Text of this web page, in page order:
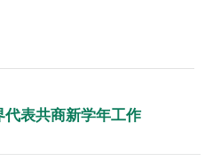
表共商新学年工作